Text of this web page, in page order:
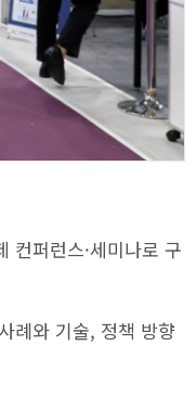
컨퍼런스·세미나로 구
례와 기술, 정책 방향